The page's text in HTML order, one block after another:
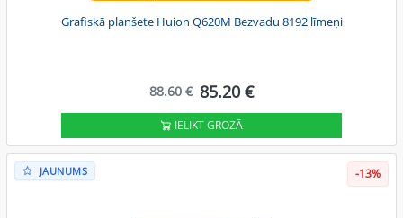
Grafiskā planšete Huion Q620M Bezvadu 8192 līmeņi
88.60 € 85.20 €
IELIKT GROZĀ
JAUNUMS -13%